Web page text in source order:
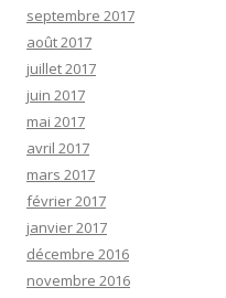
septembre 2017
août 2017
juillet 2017
juin 2017
mai 2017
avril 2017
mars 2017
février 2017
janvier 2017
décembre 2016
novembre 2016